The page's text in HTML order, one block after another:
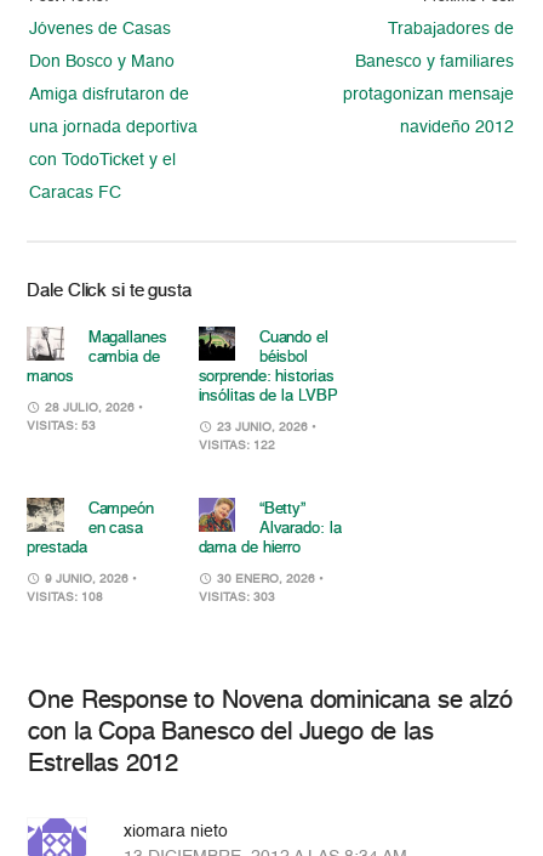
Jóvenes de Casas
Don Bosco y Mano
Amiga disfrutaron de
una jornada deportiva
con TodoTicket y el
Caracas FC
Trabajadores de
Banesco y familiares
protagonizan mensaje
navideño 2012
Dale Click si te gusta
Magallanes
cambia de
manos
28 JULIO, 2026 •
VISITAS: 53
Cuando el
béisbol
sorprende: historias
insólitas de la LVBP
23 JUNIO, 2026 •
VISITAS: 122
Campeón
en casa
prestada
9 JUNIO, 2026 •
VISITAS: 108
“Betty”
Alvarado: la
dama de hierro
30 ENERO, 2026 •
VISITAS: 303
One Response to Novena dominicana se alzó
con la Copa Banesco del Juego de las
Estrellas 2012
xiomara nieto